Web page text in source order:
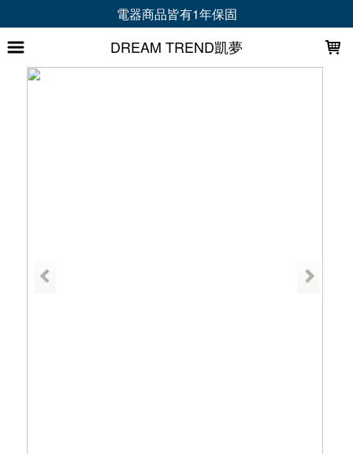
DREAM TREND凱夢
電器商品皆有1年保固